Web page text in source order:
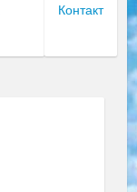
Контакт